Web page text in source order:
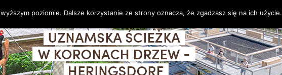
poziomie. Dalsze korzystanie ze strony oznacza, że zgadzasz się na ich użycie.